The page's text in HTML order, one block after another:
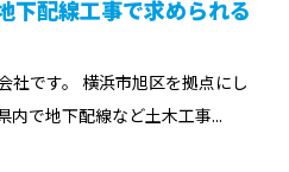
下配線工事で求められる
社です。 横浜市旭区を拠点にし
内で地下配線など土木工事...